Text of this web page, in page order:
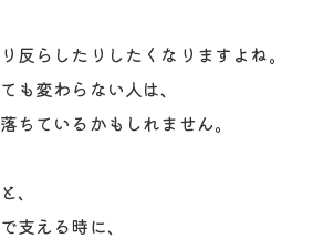
反らしたりしたくなりますよね。
も変わらない人は、
ちているかもしれません。
、
支える時に、